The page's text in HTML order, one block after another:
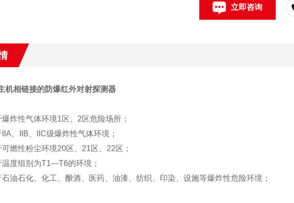
立即咨询
机相链接的防爆红外对射探测器
炸性气体环境1区、 2区危险场所；
IIA IIB IIC级爆炸性气体环境；
可燃性粉尘环境20区、 21区、 22区；
度组别为T1—T6的环境；
油石化、化工、酿酒、医药、油漆、纺织、印染、设施等爆炸性危险环境；